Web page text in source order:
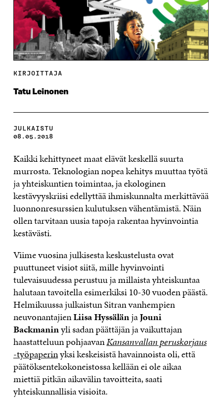
KIRJOITTAJA
Tatu Leinonen
JULKAISTU
08.05.2018
Kaikki kehittyneet maat elävät keskellä suurta
murrosta. Teknologian nopea kehitys muuttaa työtä
ja yhteiskuntien toimintaa, ja ekologinen
kestävyyskriisi edellyttää ihmiskunnalta merkittävää
luonnonresurssien kulutuksen vähentämistä. Näin
ollen tarvitaan uusia tapoja rakentaa hyvinvointia
kestävästi.
Viime vuosina julkisesta keskustelusta ovat
puuttuneet visiot siitä, mille hyvinvointi
tulevaisuudessa perustuu ja millaista yhteiskuntaa
halutaan tavoitella esimerkiksi 10-30 vuoden päästä.
Helmikuussa julkaistun Sitran vanhempien
neuvonantajienLiisa HyssälänjaJouni
Backmaninyli sadan päättäjän ja vaikuttajan
haastatteluun pohjaavanKansanvallan peruskorjaus
-työpaperinyksi keskeisistä havainnoista oli, että
päätöksentekokoneistossa kellään ei ole aikaa
miettiä pitkän aikavälin tavoitteita, saati
yhteiskunnallisia visioita.